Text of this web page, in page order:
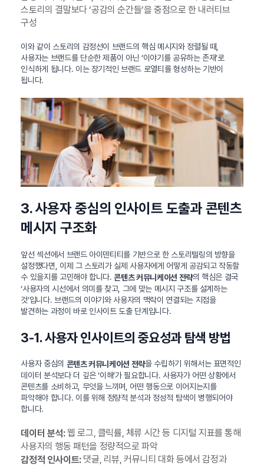
스토리의 결말보다 ‘공감의 순간들’을 중점으로 한 내러티브
구성
이와 같이 스토리의 감정선이 브랜드의 핵심 메시지와 정렬될 때,
사용자는 브랜드를 단순한 제품이 아닌 ‘이야기를 공유하는 존재’로
인식하게 됩니다. 이는 장기적인 브랜드 로열티를 형성하는 기반이
됩니다.
3. 사용자 중심의 인사이트 도출과 콘텐츠
메시지 구조화
앞선 섹션에서 브랜드 아이덴티티를 기반으로 한 스토리텔링의 방향을
설정했다면, 이제 그 스토리가 실제 사용자에게 어떻게 공감되고 작동할
수 있을지를 고민해야 합니다.콘텐츠 커뮤니케이션 전략의 핵심은 결국
‘사용자의 시선에서 의미를 찾고, 그에 맞는 메시지 구조를 설계하는
것’입니다. 브랜드의 이야기와 사용자의 맥락이 연결되는 지점을
발견하는 과정이 바로 인사이트 도출 단계입니다.
3-1. 사용자 인사이트의 중요성과 탐색 방법
사용자 중심의 콘텐츠 커뮤니케이션 전략을 수립하기 위해서는 표면적인
데이터 분석보다 더 깊은 ‘이해’가 필요합니다. 사용자가 어떤 상황에서
콘텐츠를 소비하고, 무엇을 느끼며, 어떤 행동으로 이어지는지를
파악해야 합니다. 이를 위해 정량적 분석과 정성적 탐색이 병행되어야
합니다.
데이터 분석:웹 로그, 클릭률, 체류 시간 등 디지털 지표를 통해
사용자의 행동 패턴을 정량적으로 파악
감정적 인사이트:댓글, 리뷰, 커뮤니티 대화 등에서 감정과